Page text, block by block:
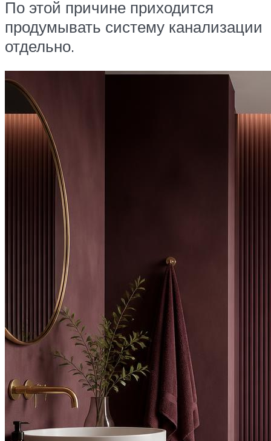
По этой причине приходится
продумывать систему канализации
отдельно.